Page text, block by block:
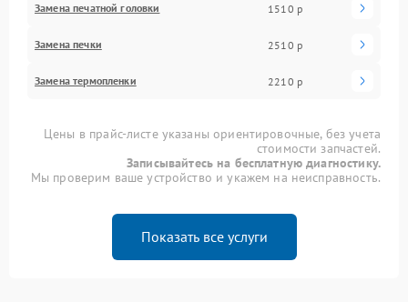
Замена печатной головки 1510 р
Замена печки 2510 р
Замена термопленки 2210 р
Цены в прайс-листе указаны ориентировочные, без учета
стоимости запчастей.
Записывайтесь на бесплатную диагностику.
Мы проверим ваше устройство и укажем на неисправность.
Показать все услуги